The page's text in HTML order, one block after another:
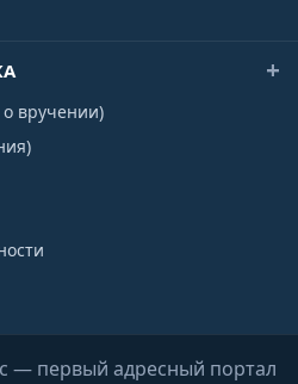
вручении)
— первый адресный портал